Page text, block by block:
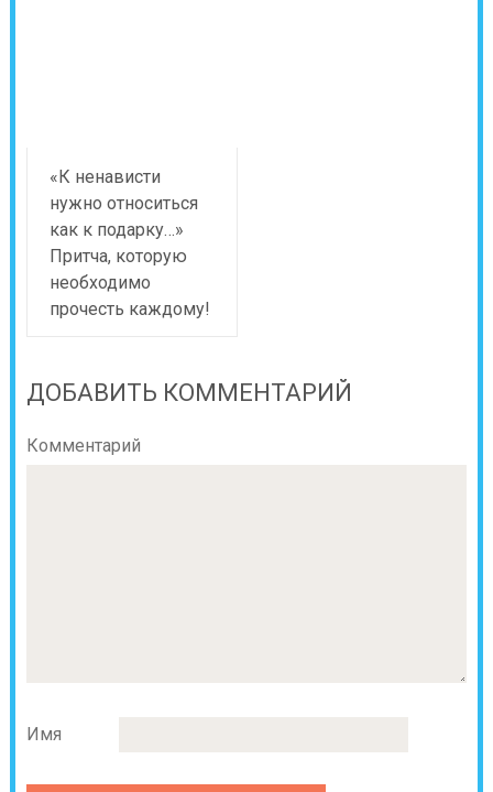
«К ненависти
нужно относиться
как к подарку…»
Притча, которую
необходимо
прочесть каждому!
ДОБАВИТЬ КОММЕНТАРИЙ
Комментарий
Имя